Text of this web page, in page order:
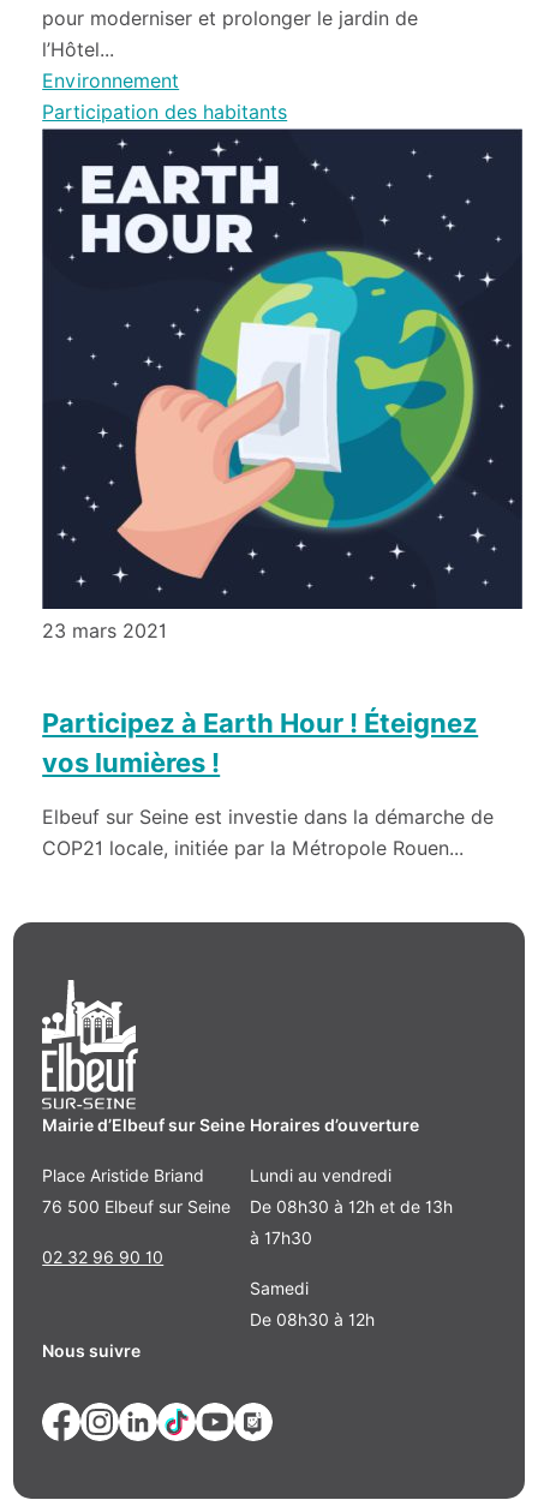
pour moderniser et prolonger le jardin de
l’Hôtel...
Environnement
Participation des habitants
23 mars 2021
Participez à Earth Hour ! Éteignez
vos lumières !
Elbeuf sur Seine est investie dans la démarche de
COP21 locale, initiée par la Métropole Rouen...
Mairie d’Elbeuf sur Seine
Place Aristide Briand
76 500 Elbeuf sur Seine
02 32 96 90 10
Horaires d’ouverture
Lundi au vendredi
De 08h30 à 12h et de 13h
à 17h30
Samedi
De 08h30 à 12h
Nous suivre